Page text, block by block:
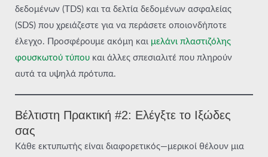
δεδομένων (TDS) και τα δελτία δεδομένων ασφαλείας
(SDS) που χρειάζεστε για να περάσετε οποιονδήποτε
έλεγχο. Προσφέρουμε ακόμη και μελάνι πλαστιζόλης
φουσκωτού τύπου και άλλες σπεσιαλιτέ που πληρούν
αυτά τα υψηλά πρότυπα.
Βέλτιστη Πρακτική #2: Ελέγξτε το Ιξώδες
σας
Κάθε εκτυπωτής είναι διαφορετικός—μερικοί θέλουν μια